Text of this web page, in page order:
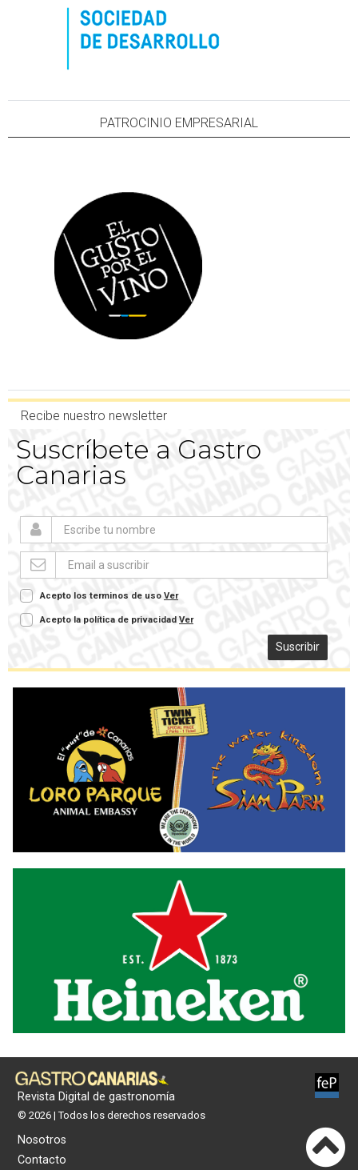
PATROCINIO EMPRESARIAL
Recibe nuestro newsletter
Suscríbete a Gastro
Canarias
Acepto los terminos de uso Ver
Acepto la política de privacidad Ver
Suscribir
Revista Digital de gastronomía
© 2026 | Todos los derechos reservados
Nosotros
Contacto